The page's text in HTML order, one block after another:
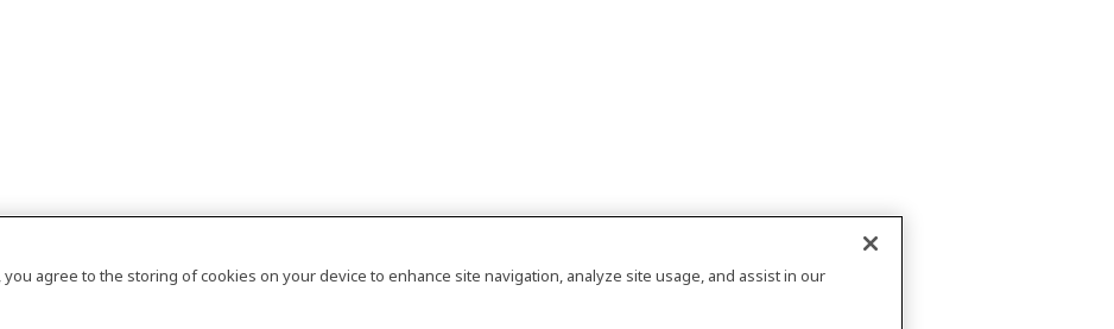
you agree to the storing of cookies on your device to enhance site navigation, analyze site usage, and assist in our